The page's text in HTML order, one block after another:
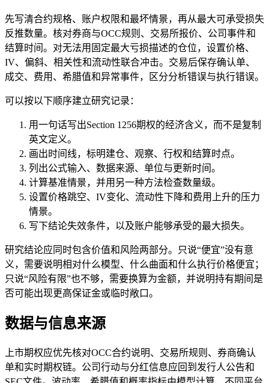
先写清合约规格、账户权限和最坏情景，再从最大可承受损失
反推数量。核对券商与OCC规则、交易所报价、公司事件和
结算时间。对无法用固定最大亏损描述的仓位，设置价格、
IV、偏斜、相关性和流动性联合冲击。交易后保存确认单、
成交、费用、希腊值和异常事件，区分分析错误与执行错误。
可以按以下顺序建立研究记录：
用一句话写出Section 1256期权的经济含义，而不是复制
英文定义。
画出时间线，标明建仓、观察、行权和结算时点。
列出公式输入、数据来源、单位与更新时间。
计算基准情景，并用另一种方法检查数量级。
设置价格跳空、IV变化、流动性下降和费用上升的压力
情景。
写下结论失效条件，以及账户能够承受的最大损失。
研究结论应同时包含价值和风险两部分。只说“便宜”没有意
义，需要说明相对什么模型、什么曲面和什么执行价格便宜；
只说“风险有限”也不够，需要换算为金额，并说明持有期间是
否可能出现更高保证金或临时敞口。
数据与信息来源
上市期权应优先核对OCC合约说明、交易所规则、券商确认
单和实时期权链。公司行动与分红信息应回到发行人公告和